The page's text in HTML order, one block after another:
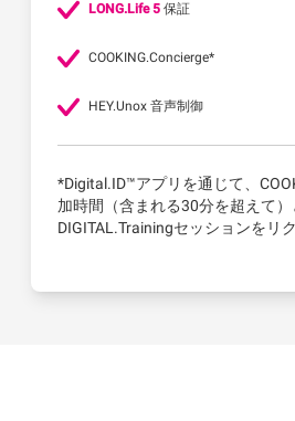
LONG.Life 5 保証
COOKING.Concierge*
HEY.Unox 音声制御
*Digital.ID™アプリを通じて、
加時間（含まれる30分を超えて
DIGITAL.Trainingセッションをリ